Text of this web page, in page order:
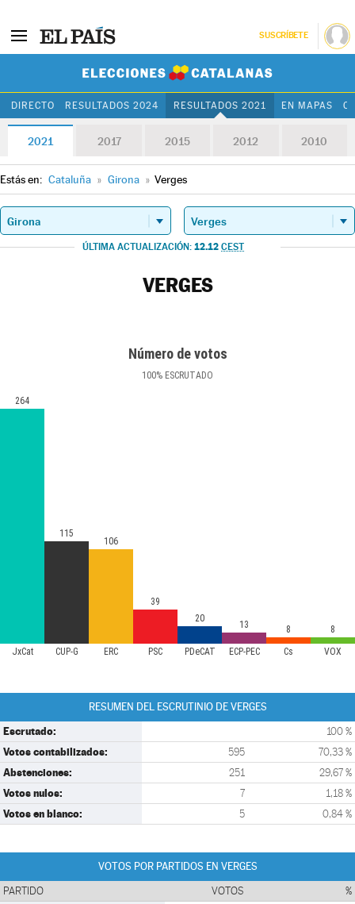
SUSCRÍBETE
DIRECTO RESULTADOS 2024 RESULTADOS 2021 EN MAPAS
2021 2017 2015 2012 2010
Estás en: Cataluña » Girona » Verges
ÚLTIMA ACTUALIZACIÓN: 12.12 CEST
VERGES
Número de votos
100% ESCRUTADO
JxCat CUP-G ERC PSC PDeCAT ECP-PEC Cs VOX
264
115
106
39
20
13 8 8
RESUMEN DEL ESCRUTINIO DE VERGES
Escrutado: 100 %
Votos contabilizados: 595 70,33 %
Abstenciones: 251 29,67 %
Votos nulos: 7 1,18 %
Votos en blanco: 5 0,84 %
VOTOS POR PARTIDOS EN VERGES
PARTIDO VOTOS %